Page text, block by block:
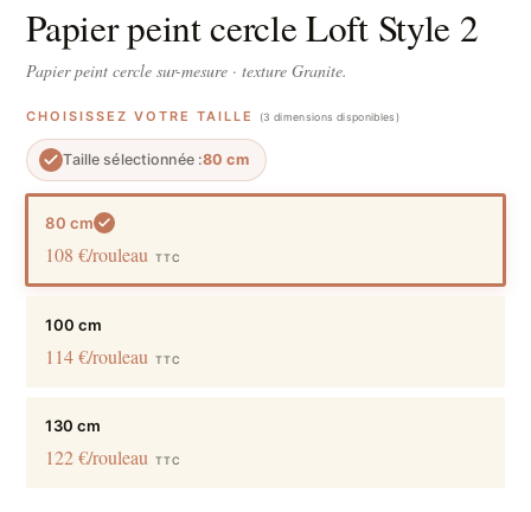
Papier peint cercle Loft Style 2
Papier peint cercle sur-mesure · texture Granite.
CHOISISSEZ VOTRE TAILLE (3 dimensions disponibles)
Taille sélectionnée :80 cm
80 cm
108 €/rouleau TTC
100 cm
114 €/rouleau TTC
130 cm
122 €/rouleau TTC